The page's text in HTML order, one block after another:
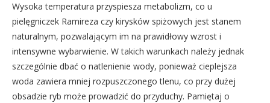
Wysoka temperatura przyspiesza metabolizm, co u
pielęgniczek Ramireza czy kirysków spiżowych jest stanem
naturalnym, pozwalającym im na prawidłowy wzrost i
intensywne wybarwienie. W takich warunkach należy jednak
szczególnie dbać o natlenienie wody, ponieważ cieplejsza
woda zawiera mniej rozpuszczonego tlenu, co przy dużej
obsadzie ryb może prowadzić do przyduchy. Pamiętaj o